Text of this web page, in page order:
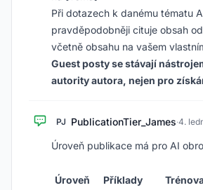
Při dotazech k danému tématu
pravděpodobněji cituje obsah
včetně obsahu na vašem
Guest posty se stávají
autority autora, nejen pro
PJ PublicationTier_James·4.
Úroveň publikace má pro AI
Úroveň Příklady